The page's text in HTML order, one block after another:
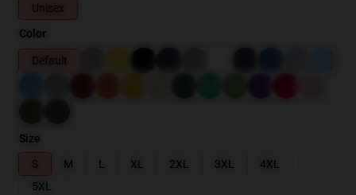
Unisex
Color
Default
Size
S
M L XL 2XL 3XL
4XL
5XL